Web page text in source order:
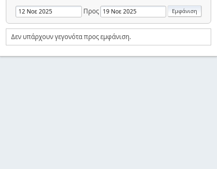
Προς
Δεν υπάρχουν γεγονότα προς εμφάνιση.